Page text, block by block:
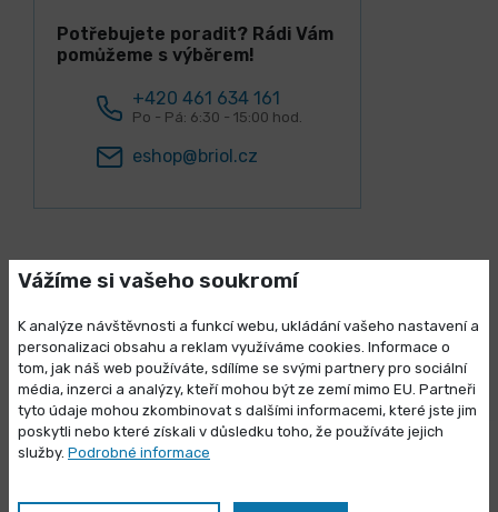
Potřebujete poradit? Rádi Vám
pomůžeme s výběrem!
+420 461 634 161
Po - Pá: 6:30 - 15:00 hod.
eshop@briol.cz
Lidé k tomuto produktu nejčastěji
kupují
Vážíme si vašeho soukromí
K analýze návštěvnosti a funkcí webu, ukládání vašeho nastavení a
personalizaci obsahu a reklam využíváme cookies. Informace o
tom, jak náš web používáte, sdílíme se svými partnery pro sociální
média, inzerci a analýzy, kteří mohou být ze zemí mimo EU. Partneři
tyto údaje mohou zkombinovat s dalšími informacemi, které jste jim
poskytli nebo které získali v důsledku toho, že používáte jejich
služby. Podrobné informace
Výprodej skladových zásob
Vybrané produkty nyní pořídíte za